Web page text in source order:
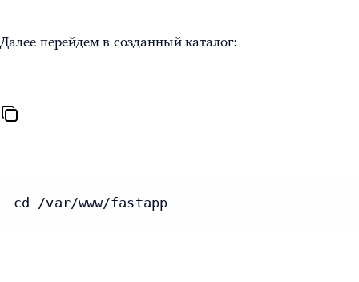
Далее перейдем в созданный каталог:
cd /var/www/fastapp